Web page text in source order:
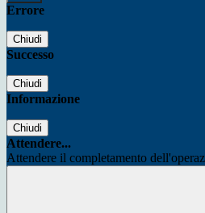
Errore
Chiudi
Successo
Chiudi
Informazione
Chiudi
Attendere...
Attendere il completamento